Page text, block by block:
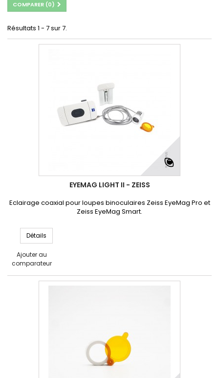
COMPARER (0)
Résultats 1 - 7 sur 7.
EYEMAG LIGHT II - ZEISS
Eclairage coaxial pour loupes binoculaires Zeiss EyeMag Pro et
Zeiss EyeMag Smart.
Détails
Ajouter au
comparateur